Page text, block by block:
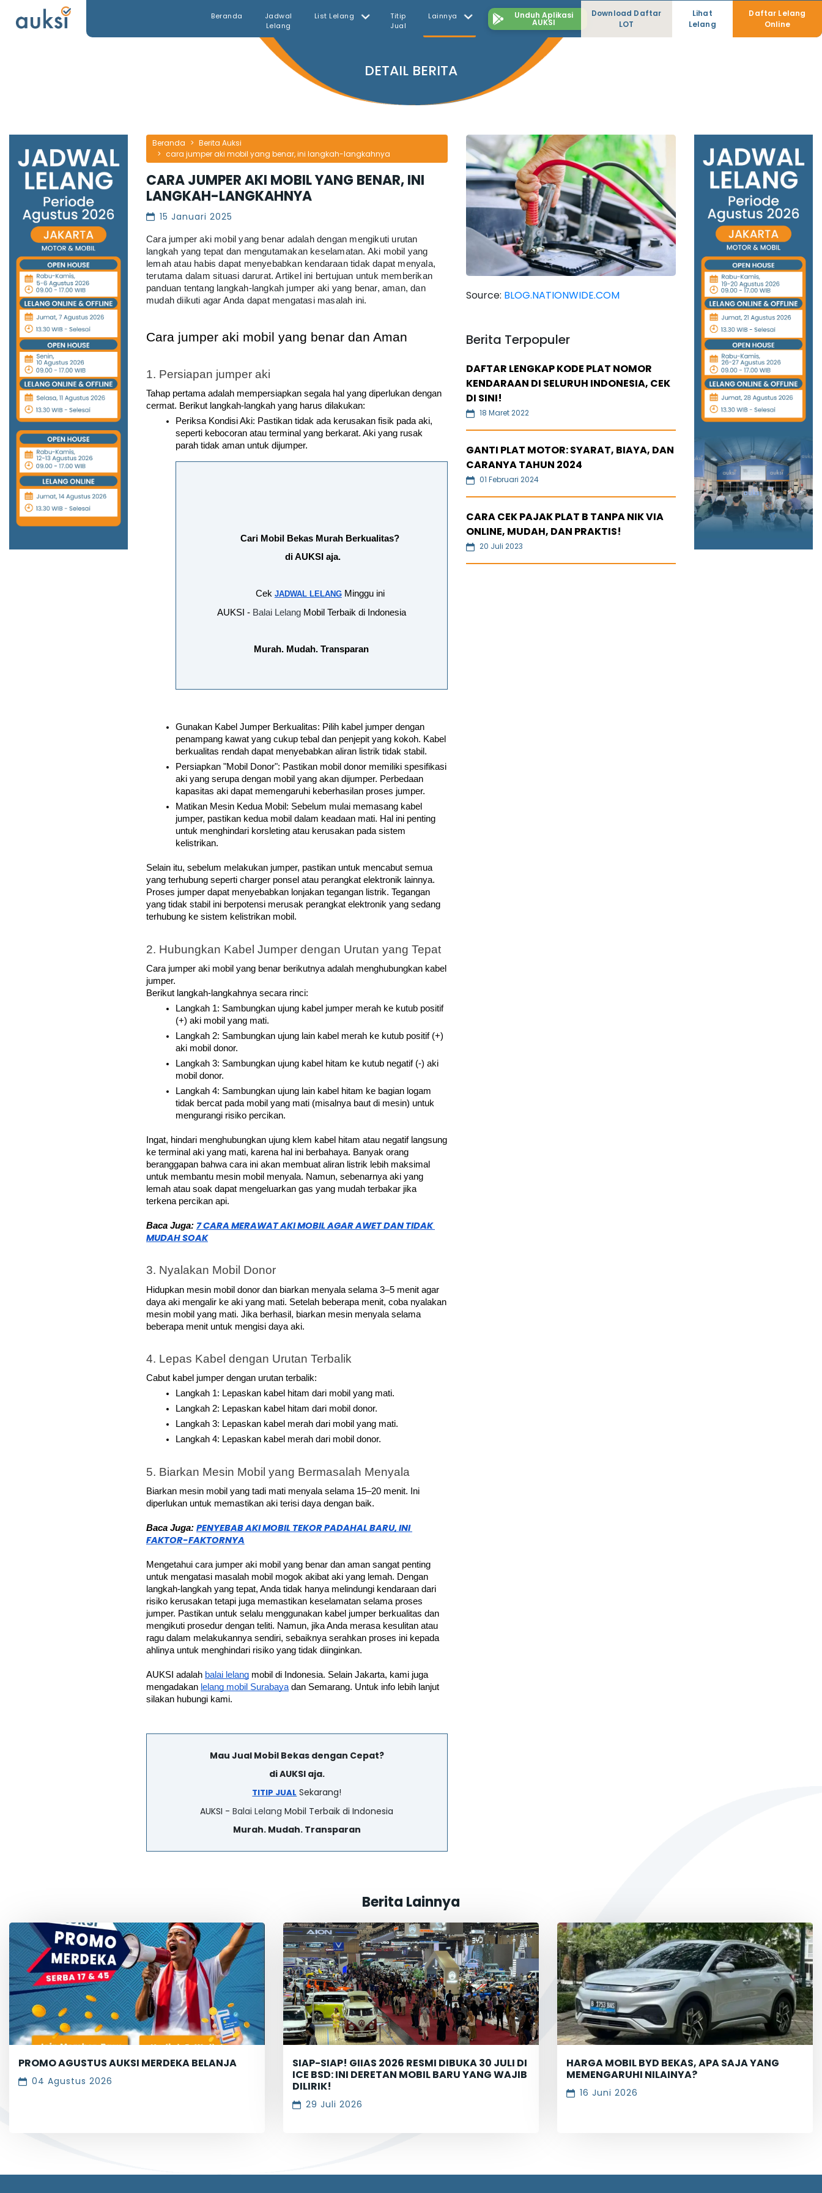
Beranda
Jadwal
Lelang
List Lelang
Titip
Jual
Lainnya Unduh Aplikasi
AUKSI
Download Daftar
LOT
Lihat
Lelang
Daftar Lelang
Online
DETAIL BERITA
Beranda
Berita Auksi
cara jumper aki mobil yang benar, ini langkah-langkahnya
CARA JUMPER AKI MOBIL YANG BENAR, INI
LANGKAH-LANGKAHNYA
15 Januari 2025
Cara jumper aki mobil yang benar adalah dengan mengikuti urutan
langkah yang tepat dan mengutamakan keselamatan. Aki mobil yang
lemah atau habis dapat menyebabkan kendaraan tidak dapat menyala,
terutama dalam situasi darurat. Artikel ini bertujuan untuk memberikan
panduan tentang langkah-langkah jumper aki yang benar, aman, dan
mudah diikuti agar Anda dapat mengatasi masalah ini.
Cara jumper aki mobil yang benar dan Aman
1. Persiapan jumper aki
Tahap pertama adalah mempersiapkan segala hal yang diperlukan dengan
cermat. Berikut langkah-langkah yang harus dilakukan:
Periksa Kondisi Aki: Pastikan tidak ada kerusakan fisik pada aki,
seperti kebocoran atau terminal yang berkarat. Aki yang rusak
parah tidak aman untuk dijumper.
Cari Mobil Bekas Murah Berkualitas?
di AUKSI aja.
        Cek
JADWAL LELANG Minggu ini
AUKSI - Balai Lelang Mobil Terbaik di Indonesia
Murah. Mudah. Transparan
Gunakan Kabel Jumper Berkualitas: Pilih kabel jumper dengan
penampang kawat yang cukup tebal dan penjepit yang kokoh. Kabel
berkualitas rendah dapat menyebabkan aliran listrik tidak stabil.
Persiapkan "Mobil Donor": Pastikan mobil donor memiliki spesifikasi
aki yang serupa dengan mobil yang akan dijumper. Perbedaan
kapasitas aki dapat memengaruhi keberhasilan proses jumper.
Matikan Mesin Kedua Mobil: Sebelum mulai memasang kabel
jumper, pastikan kedua mobil dalam keadaan mati. Hal ini penting
untuk menghindari korsleting atau kerusakan pada sistem
kelistrikan.
Selain itu, sebelum melakukan jumper, pastikan untuk mencabut semua
yang terhubung seperti charger ponsel atau perangkat elektronik lainnya.
Proses jumper dapat menyebabkan lonjakan tegangan listrik. Tegangan
yang tidak stabil ini berpotensi merusak perangkat elektronik yang sedang
terhubung ke sistem kelistrikan mobil.
2. Hubungkan Kabel Jumper dengan Urutan yang Tepat
Cara jumper aki mobil yang benar berikutnya adalah menghubungkan kabel
jumper.
Berikut langkah-langkahnya secara rinci:
Langkah 1: Sambungkan ujung kabel jumper merah ke kutub positif
(+) aki mobil yang mati.
Langkah 2: Sambungkan ujung lain kabel merah ke kutub positif (+)
aki mobil donor.
Langkah 3: Sambungkan ujung kabel hitam ke kutub negatif (-) aki
mobil donor.
Langkah 4: Sambungkan ujung lain kabel hitam ke bagian logam
tidak bercat pada mobil yang mati (misalnya baut di mesin) untuk
mengurangi risiko percikan.
Ingat, hindari menghubungkan ujung klem kabel hitam atau negatif langsung
ke terminal aki yang mati, karena hal ini berbahaya. Banyak orang
beranggapan bahwa cara ini akan membuat aliran listrik lebih maksimal
untuk membantu mesin mobil menyala. Namun, sebenarnya aki yang
lemah atau soak dapat mengeluarkan gas yang mudah terbakar jika
terkena percikan api.
Baca Juga: 7 CARA MERAWAT AKI MOBIL AGAR AWET DAN TIDAK
MUDAH SOAK
3. Nyalakan Mobil Donor
Hidupkan mesin mobil donor dan biarkan menyala selama 3–5 menit agar
daya aki mengalir ke aki yang mati. Setelah beberapa menit, coba nyalakan
mesin mobil yang mati. Jika berhasil, biarkan mesin menyala selama
beberapa menit untuk mengisi daya aki.
4. Lepas Kabel dengan Urutan Terbalik
Cabut kabel jumper dengan urutan terbalik:
Langkah 1: Lepaskan kabel hitam dari mobil yang mati.
Langkah 2: Lepaskan kabel hitam dari mobil donor.
Langkah 3: Lepaskan kabel merah dari mobil yang mati.
Langkah 4: Lepaskan kabel merah dari mobil donor.
5. Biarkan Mesin Mobil yang Bermasalah Menyala
Biarkan mesin mobil yang tadi mati menyala selama 15–20 menit. Ini
diperlukan untuk memastikan aki terisi daya dengan baik.
Baca Juga: PENYEBAB AKI MOBIL TEKOR PADAHAL BARU, INI
FAKTOR-FAKTORNYA
Mengetahui cara jumper aki mobil yang benar dan aman sangat penting
untuk mengatasi masalah mobil mogok akibat aki yang lemah. Dengan
langkah-langkah yang tepat, Anda tidak hanya melindungi kendaraan dari
risiko kerusakan tetapi juga memastikan keselamatan selama proses
jumper. Pastikan untuk selalu menggunakan kabel jumper berkualitas dan
mengikuti prosedur dengan teliti. Namun, jika Anda merasa kesulitan atau
ragu dalam melakukannya sendiri, sebaiknya serahkan proses ini kepada
ahlinya untuk menghindari risiko yang tidak diinginkan.
AUKSI adalah balai lelang mobil di Indonesia. Selain Jakarta, kami juga
mengadakan lelang mobil Surabaya dan Semarang. Untuk info lebih lanjut
silakan hubungi kami.
Mau Jual Mobil Bekas dengan Cepat?
di AUKSI aja.
TITIP JUAL Sekarang!
AUKSI -Balai Lelang Mobil Terbaik di Indonesia
Murah. Mudah. Transparan
Source: BLOG.NATIONWIDE.COM
Berita Terpopuler
DAFTAR LENGKAP KODE PLAT NOMOR
KENDARAAN DI SELURUH INDONESIA, CEK
DI SINI!
18 Maret 2022
GANTI PLAT MOTOR: SYARAT, BIAYA, DAN
CARANYA TAHUN 2024
01 Februari 2024
CARA CEK PAJAK PLAT B TANPA NIK VIA
ONLINE, MUDAH, DAN PRAKTIS!
20 Juli 2023
Berita Lainnya
PROMO AGUSTUS AUKSI MERDEKA BELANJA
04 Agustus 2026
SIAP-SIAP! GIIAS 2026 RESMI DIBUKA 30 JULI DI
ICE BSD: INI DERETAN MOBIL BARU YANG WAJIB
DILIRIK!
29 Juli 2026
HARGA MOBIL BYD BEKAS, APA SAJA YANG
MEMENGARUHI NILAINYA?
16 Juni 2026